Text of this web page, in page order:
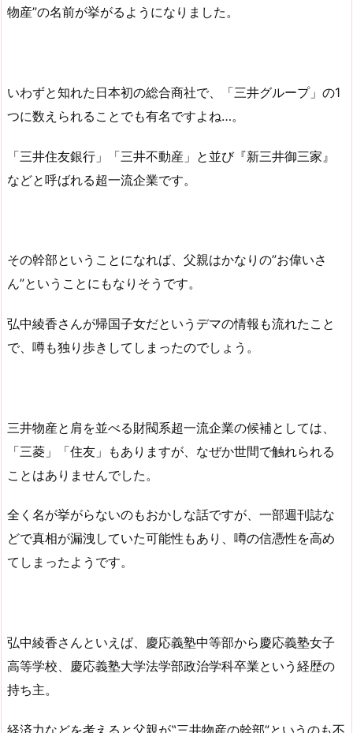
物産”の名前が挙がるようになりました。
いわずと知れた日本初の総合商社で、「三井グループ」の1
つに数えられることでも有名ですよね…。
「三井住友銀行」「三井不動産」と並び『新三井御三家』
などと呼ばれる超一流企業です。
その幹部ということになれば、父親はかなりの”お偉いさ
ん”ということにもなりそうです。
弘中綾香さんが帰国子女だというデマの情報も流れたこと
で、噂も独り歩きしてしまったのでしょう。
三井物産と肩を並べる財閥系超一流企業の候補としては、
「三菱」「住友」もありますが、なぜか世間で触れられる
ことはありませんでした。
全く名が挙がらないのもおかしな話ですが、一部週刊誌な
どで真相が漏洩していた可能性もあり、噂の信憑性を高め
てしまったようです。
弘中綾香さんといえば、慶応義塾中等部から慶応義塾女子
高等学校、慶応義塾大学法学部政治学科卒業という経歴の
持ち主。
経済力などを考えると父親が‟三井物産の幹部”というのも不